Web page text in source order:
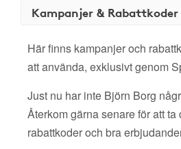
Kampanjer & Rabattkoder
Här finns kampanjer och
att använda, exklusivt genom
Just nu har inte Björn Borg
Återkom gärna senare för att ta
rabattkoder och bra